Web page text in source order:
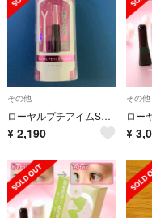
その他
ローヤルプチアイムSプラス 6ml k
¥ 2,190
その他
¥